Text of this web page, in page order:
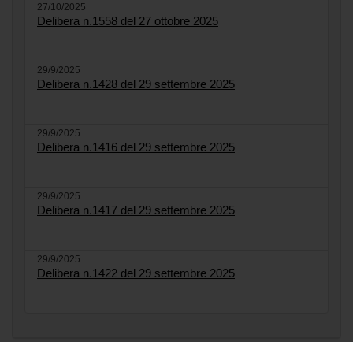
27/10/2025
Delibera n.1558 del 27 ottobre 2025
29/9/2025
Delibera n.1428 del 29 settembre 2025
29/9/2025
Delibera n.1416 del 29 settembre 2025
29/9/2025
Delibera n.1417 del 29 settembre 2025
29/9/2025
Delibera n.1422 del 29 settembre 2025